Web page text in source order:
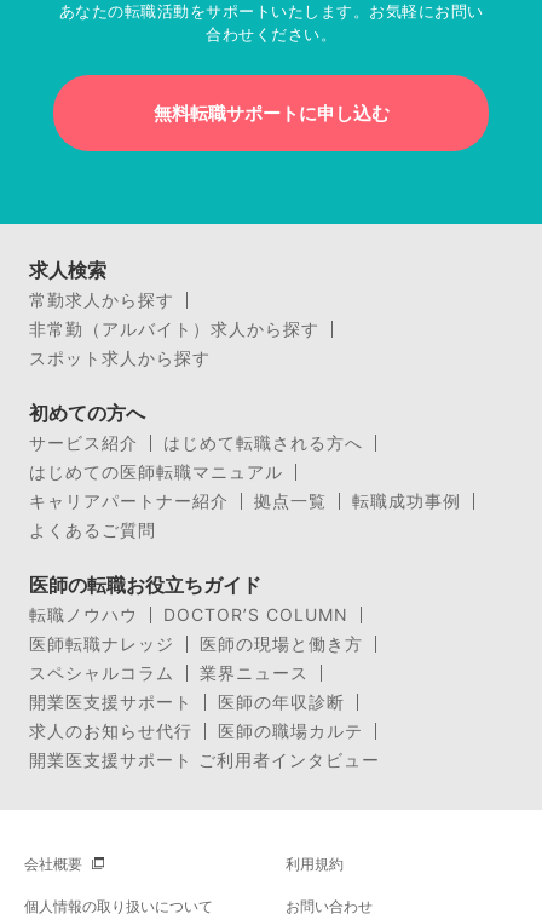
あなたの転職活動をサポートいたします。お気軽にお問い
合わせください。
無料転職サポートに申し込む
求人検索
常勤求人から探す
非常勤（アルバイト）求人から探す
スポット求人から探す
初めての方へ
サービス紹介
はじめて転職される方へ
はじめての医師転職マニュアル
キャリアパートナー紹介
拠点一覧
転職成功事例
よくあるご質問
医師の転職お役立ちガイド
転職ノウハウ
DOCTOR’S COLUMN
医師転職ナレッジ
医師の現場と働き方
スペシャルコラム
業界ニュース
開業医支援サポート
医師の年収診断
求人のお知らせ代行
医師の職場カルテ
開業医支援サポート ご利用者インタビュー
会社概要 利用規約
個人情報の取り扱いについて お問い合わせ